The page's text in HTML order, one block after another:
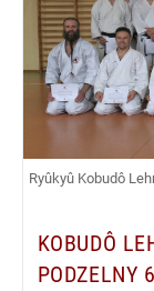
–
2025
Ryûkyû Kobudô
KOBUDÔ
PODZELNY